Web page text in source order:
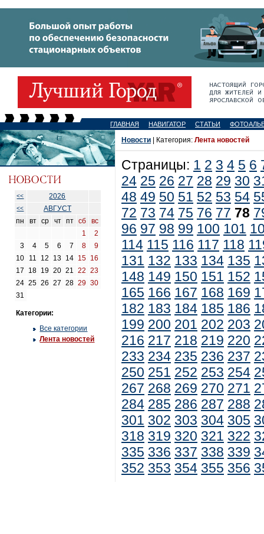
ГЛАВНАЯ НАВИГАТОР СТАТЬИ
<< 2026
<<
АВГУСТ
пн
вт ср чт пт сб
вс
1
2
3
4 5 6 7 8
9
10
11 12 13 14 15 16
17
18 19 20 21 22
23
24 25 26 27 28 29 30
31
Категории:
Все категории
Лента новостей
Новости | Категория: Лента новостей
Страницы: 1 2 3 4 5 6
24 25 26 27 28 29 30
48 49 50 51 52 53 54
72 73 74 75 76 77 78
96 97 98 99 100 101
114 115 116 117 118
131 132 133 134 135
148 149 150 151 152
165 166 167 168 169
182 183 184 185 186
199 200 201 202 203
216 217 218 219 220
233 234 235 236 237
250 251 252 253 254
267 268 269 270 271
284 285 286 287 288
301 302 303 304 305
318 319 320 321 322
335 336 337 338 339
352 353 354 355 356